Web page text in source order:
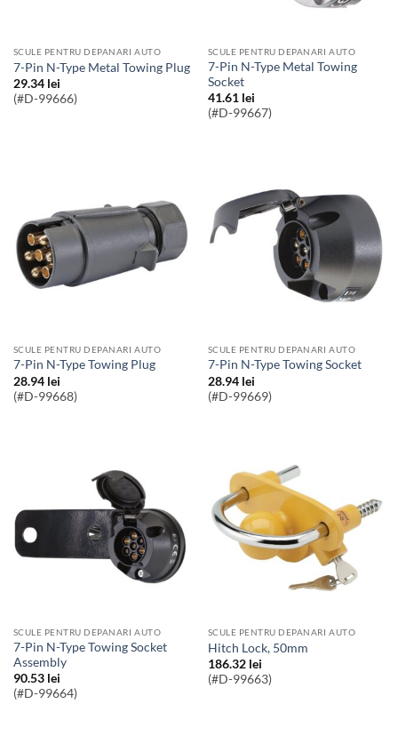
SCULE PENTRU DEPANARI AUTO
7-Pin N-Type Metal Towing Plug
29.34 lei
(#D-99666)
SCULE PENTRU DEPANARI AUTO
7-Pin N-Type Metal Towing
Socket
41.61 lei
(#D-99667)
SCULE PENTRU DEPANARI AUTO
7-Pin N-Type Towing Plug
28.94 lei
(#D-99668)
SCULE PENTRU DEPANARI AUTO
7-Pin N-Type Towing Socket
28.94 lei
(#D-99669)
SCULE PENTRU DEPANARI AUTO
7-Pin N-Type Towing Socket
Assembly
90.53 lei
(#D-99664)
SCULE PENTRU DEPANARI AUTO
Hitch Lock, 50mm
186.32 lei
(#D-99663)